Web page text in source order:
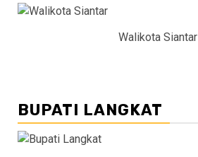
Walikota Siantar
BUPATI LANGKAT